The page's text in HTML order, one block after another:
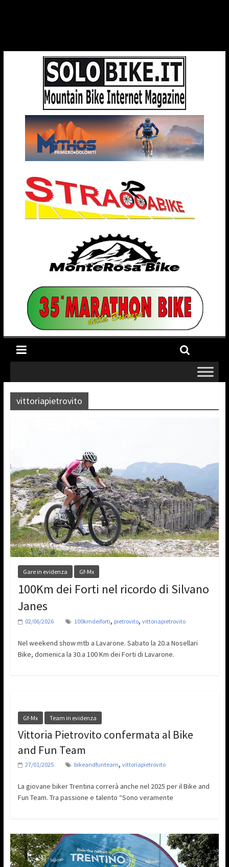
vittoriapietrovito
Gare in evidenza Gf-Mx
100Km dei Forti nel ricordo di Silvano
Janes
02/06/2026 100kmdeiforti, pietrovito, vittoriapietrovito
Nel weekend show mtb a Lavarone. Sabato la 20.a Nosellari
Bike, domenica la 30.a 100 Km dei Forti di Lavarone.
Gf-Mx Team in evidenza
Vittoria Pietrovito confermata al Bike
and Fun Team
27/01/2025 bikeandfunteam, vittoriapietrovito
La giovane biker Trentina correrà anche nel 2025 per il Bike and
Fun Team. Tra passione e talento “Sono veramente